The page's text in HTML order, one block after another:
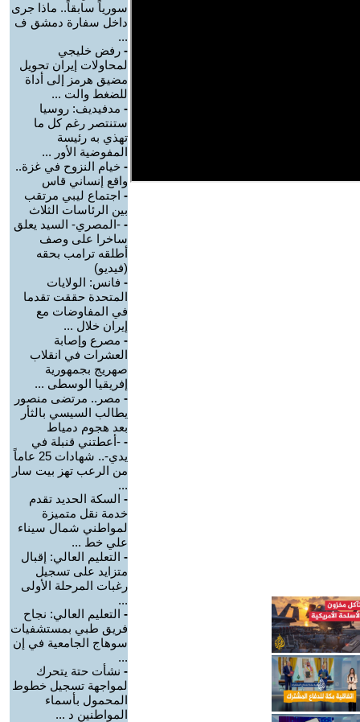
سورياً سابقاً.. ماذا جرى
داخل سفارة دمشق ف
...
- رفض خليجي
لمحاولات إيران تحويل
مضيق هرمز إلى أداة
للضغط والت ...
- مدفيديف: روسيا
ستنتصر رغم كل ما
تهذي به رئيسة
المفوضية الأور ...
- خيام النزوح في غزة..
واقع إنساني قاس
- اجتماع ليبي مرتقب
بين الرئاسات الثلاث
- -المصري- السيد يعلق
ساخرا على وصف
أطلقه ترامب بحقه
(فيديو)
- فانس: الولايات
المتحدة حققت تقدما
في المفاوضات مع
إيران خلال ...
- مصرع وإصابة
العشرات في انقلاب
صهريج بجمهورية
إفريقيا الوسطى ...
- مصر.. مرتضى منصور
يطالب السيسي بالثأر
بعد هجوم دمياط
- -أعطتني قنبلة في
يدي-.. شهادات 25 عاماً
من الرعب تهز بيت سار
...
- السكة الحديد تقدم
خدمة نقل متميزة
لمواطني شمال سيناء
علي خط ...
- التعليم العالي: إقبال
متزايد على تسجيل
رغبات المرحلة الأولى
...
- التعليم العالي: نجاح
فريق طبي بمستشفيات
سوهاج الجامعية في إن
...
- نشأت حتة يتحرك
لمواجهة تسجيل خطوط
المحمول بأسماء
المواطنين د ...